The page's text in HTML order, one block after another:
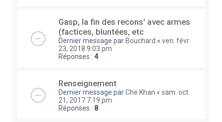
Gasp, la fin des recons' avec armes
(factices, bluntées, etc
Dernier message par Bouchard « ven. févr.
23, 2018 9:03 pm
Réponses : 4
Renseignement
Dernier message parChe Khan « sam. oct.
21, 2017 7:19 pm
Réponses : 8